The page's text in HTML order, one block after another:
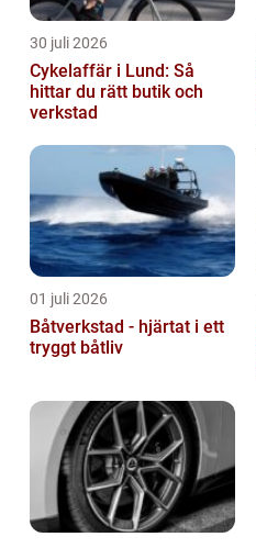
30 juli 2026
Cykelaffär i Lund: Så
hittar du rätt butik och
verkstad
01 juli 2026
Båtverkstad - hjärtat i ett
tryggt båtliv